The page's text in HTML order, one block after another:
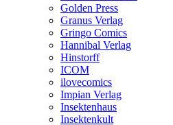
Golden Press
Granus Verlag
Gringo Comics
Hannibal Verlag
Hinstorff
ICOM
ilovecomics
Impian Verlag
Insektenhaus
Insektenkult